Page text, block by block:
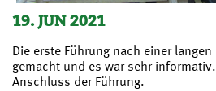
19. JUN 2021
Die erste Führung nach einer
gemacht und es war sehr
Anschluss der Führung.